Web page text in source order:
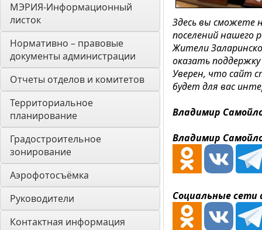
МЭРИЯ-Информационный
листок
Нормативно – правовые
документы администрации
Отчеты отделов и комитетов
Территориальное
планирование
Градостроительное
зонирование
Аэрофотосъёмка
Руководители
Контактная информация
Здесь вы сможете
поселений нашего
Жители
оказать
Уверен, что сайт
будет для вас
Владимир
Владимир
Социальные